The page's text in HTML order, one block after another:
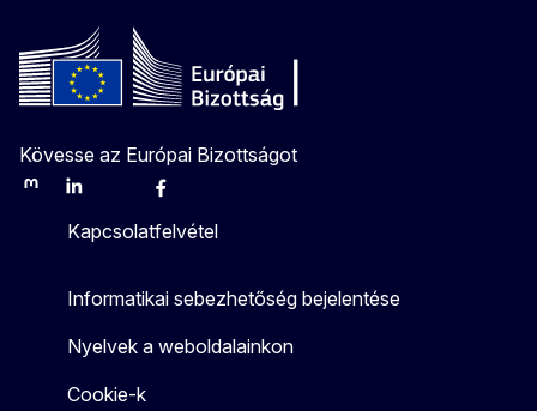
Kövesse az Európai Bizottságot
MastodonLinkedInBlueskyFacebook
Kapcsolatfelvétel
Informatikai sebezhetőség bejelentése
Nyelvek a weboldalainkon
Cookie-k